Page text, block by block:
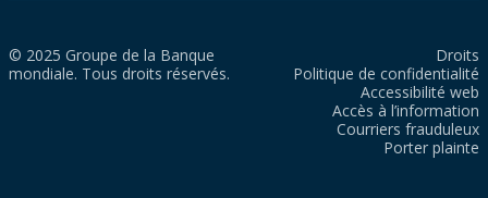
© 2025 Groupe de la Banque
mondiale. Tous droits réservés.
Droits
Politique de confidentialité
Accessibilité web
Accès à l’information
Courriers frauduleux
Porter plainte